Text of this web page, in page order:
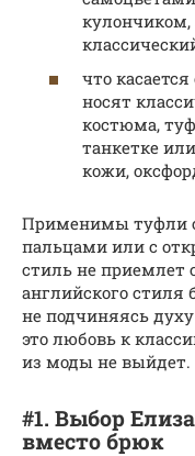
кулончиком,
что
носят
костюма,
танкетке
кожи,
Применимы туфли
пальцами или с
стиль не приемлет
английского стиля
не подчиняясь
это любовь к
из моды не выйдет.
#1. Выбор
вместо брюк